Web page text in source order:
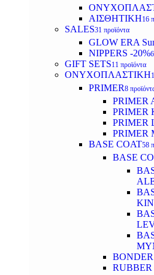
ΑΙΣΘΗΤΙΚΗ16
SALES31 προϊόντα
GLOW ERA
NIPPERS -20%
GIFT SETS11 προϊόντα
ΟΝΥΧΟΠΛΑΣΤΙΚΗ
PRIMER8
PRIMER
PRIMER
PRIMER
PRIMER
BASE COAT58
BASE